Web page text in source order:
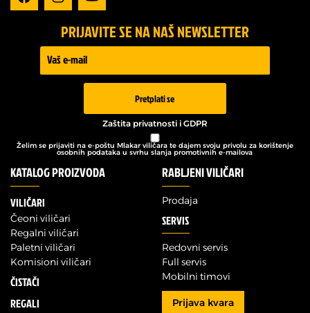
PRIJAVITE SE NA NAŠ NEWSLETTER
Prijava -
Pretplati se
Zaštita privatnosti i GDPR
Želim se prijaviti na e-poštu Mlakar viličara te dajem svoju privolu za korištenje
osobnih podataka u svrhu slanja promotivnih e-mailova
KATALOG PROIZVODA
VILIČARI
Čeoni viličari
Regalni viličari
Paletni viličari
Komisioni viličari
ČISTAČI
REGALI
RABLJENI VILIČARI
Prodaja
SERVIS
Redovni servis
Full servis
Mobilni timovi
Prijava kvara